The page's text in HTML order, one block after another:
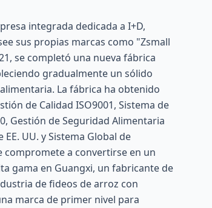
integrada dedicada a I+D,
sus propias marcas como "Zsmall
se completó una nueva fábrica
gradualmente un sólido
La fábrica ha obtenido
de Calidad ISO9001, Sistema de
Gestión de Seguridad Alimentaria
EE. UU. y Sistema Global de
compromete a convertirse en un
gama en Guangxi, un fabricante de
de fideos de arroz con
marca de primer nivel para